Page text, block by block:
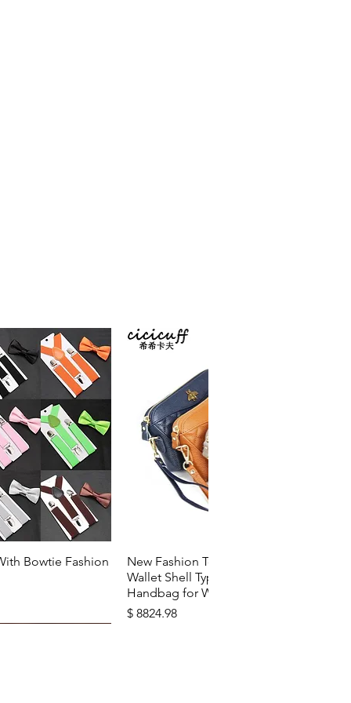
rapideBowtie Fashion
Aperçu rapide
New Fashion Top Layer Cowhide
Wallet Shell Type Soft Zipper
Handbag for Woman
Prix
$ 8824.98